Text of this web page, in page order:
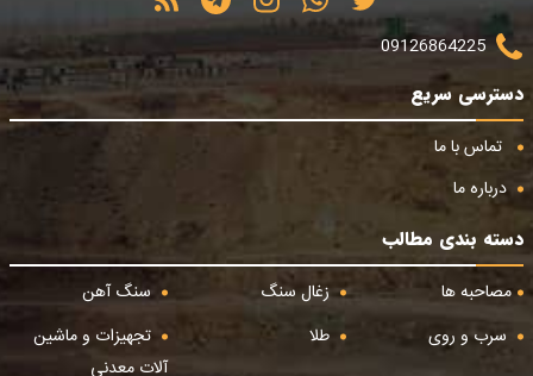
09126864225
دسترسی سریع
تماس با ما
درباره ما
دسته بندی مطالب
مصاحبه ها
زغال سنگ
سنگ آهن
سرب و روی
طلا
تجهیزات و ماشین
آلات معدنی